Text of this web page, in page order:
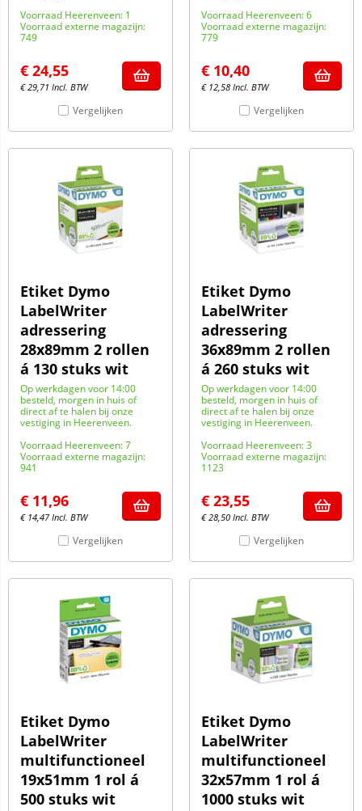
Voorraad Heerenveen: 1
Voorraad externe magazijn:
749
€ 24,55
€29,71 Incl. BTW
Vergelijken
Voorraad Heerenveen: 6
Voorraad externe magazijn:
779
€ 10,40
€ 12,58 Incl. BTW
Vergelijken
Etiket Dymo
LabelWriter
adressering
28x89mm 2 rollen
á 130 stuks wit
Op werkdagen voor 14:00
besteld, morgen in huis of
direct af te halen bij onze
vestiging in Heerenveen.
Voorraad Heerenveen: 7
Voorraad externe magazijn:
941
€ 11,96
€ 14,47 Incl. BTW
Vergelijken
Etiket Dymo
LabelWriter
adressering
36x89mm 2 rollen
á 260 stuks wit
Op werkdagen voor 14:00
besteld, morgen in huis of
direct af te halen bij onze
vestiging in Heerenveen.
Voorraad Heerenveen: 3
Voorraad externe magazijn:
1123
€ 23,55
€28,50 Incl. BTW
Vergelijken
Etiket Dymo
LabelWriter
multifunctioneel
19x51mm 1 rol á
500 stuks wit
Etiket Dymo
LabelWriter
multifunctioneel
32x57mm 1 rol á
1000 stuks wit